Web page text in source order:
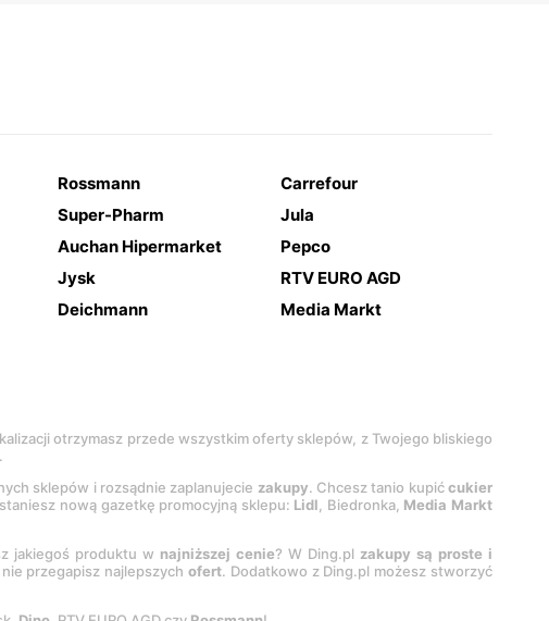
Rossmann
Carrefour
Super-Pharm
Jula
Auchan Hipermarket
Pepco
Jysk
RTV EURO AGD
Deichmann Media Markt
otrzymasz przede wszystkim oferty sklepów, z Twojego bliskiego
sklepów i rozsądnie zaplanujecie zakupy. Chcesz tanio kupićcukier
nową gazetkę promocyjną sklepu: Lidl, Biedronka, Media Markt
jakiegoś produktu w najniższej cenie? W Ding.pl zakupy są proste i
przegapisz najlepszychofert. Dodatkowo z Ding.pl możesz stworzyć